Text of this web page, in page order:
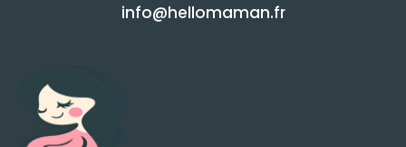
info@hellomaman.fr